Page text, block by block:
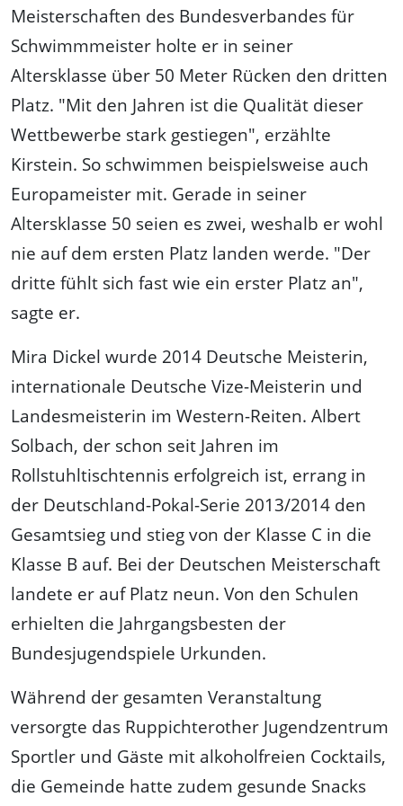
Meisterschaften des Bundesverbandes für
Schwimmmeister holte er in seiner
Altersklasse über 50 Meter Rücken den dritten
Platz. "Mit den Jahren ist die Qualität dieser
Wettbewerbe stark gestiegen", erzählte
Kirstein. So schwimmen beispielsweise auch
Europameister mit. Gerade in seiner
Altersklasse 50 seien es zwei, weshalb er wohl
nie auf dem ersten Platz landen werde. "Der
dritte fühlt sich fast wie ein erster Platz an",
sagte er.
Mira Dickel wurde 2014 Deutsche Meisterin,
internationale Deutsche Vize-Meisterin und
Landesmeisterin im Western-Reiten. Albert
Solbach, der schon seit Jahren im
Rollstuhltischtennis erfolgreich ist, errang in
der Deutschland-Pokal-Serie 2013/2014 den
Gesamtsieg und stieg von der Klasse C in die
Klasse B auf. Bei der Deutschen Meisterschaft
landete er auf Platz neun. Von den Schulen
erhielten die Jahrgangsbesten der
Bundesjugendspiele Urkunden.
Während der gesamten Veranstaltung
versorgte das Ruppichterother Jugendzentrum
Sportler und Gäste mit alkoholfreien Cocktails,
die Gemeinde hatte zudem gesunde Snacks